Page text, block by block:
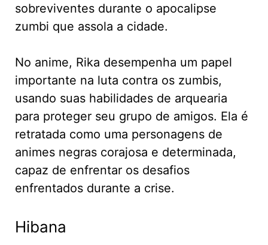
sobreviventes durante o apocalipse
zumbi que assola a cidade.
No anime, Rika desempenha um papel
importante na luta contra os zumbis,
usando suas habilidades de arquearia
para proteger seu grupo de amigos. Ela é
retratada como uma personagens de
animes negras corajosa e determinada,
capaz de enfrentar os desafios
enfrentados durante a crise.
Hibana